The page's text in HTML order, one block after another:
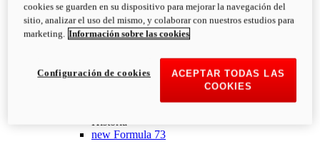
Historia
new Formula 73
cookies se guarden en su dispositivo para mejorar la navegación del
sitio, analizar el uso del mismo, y colaborar con nuestros estudios para
marketing. Información sobre las cookies
ACEPTAR TODAS LAS
COOKIES
Configuración de cookies